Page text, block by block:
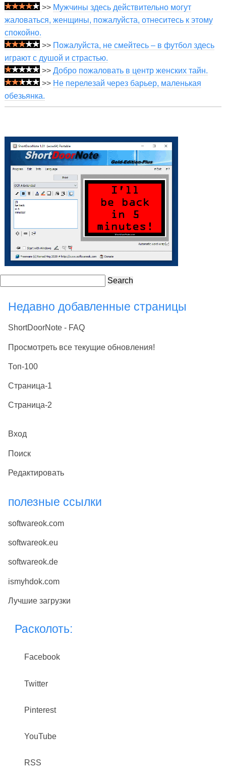
>> Мужчины здесь действительно могут
жаловаться, женщины, пожалуйста, отнеситесь к этому
спокойно.
>> Пожалуйста, не смейтесь – в футбол здесь
играют с душой и страстью.
>> Добро пожаловать в центр женских тайн.
>> Не перелезай через барьер, маленькая
обезьянка.
Search
Недавно добавленные страницы
ShortDoorNote - FAQ
Просмотреть все текущие обновления!
Топ-100
Страница-1
Страница-2
Вход
Поиск
Редактировать
полезные ссылки
softwareok.com
softwareok.eu
softwareok.de
ismyhdok.com
Лучшие загрузки
Расколоть:
Facebook
Twitter
Pinterest
YouTube
RSS